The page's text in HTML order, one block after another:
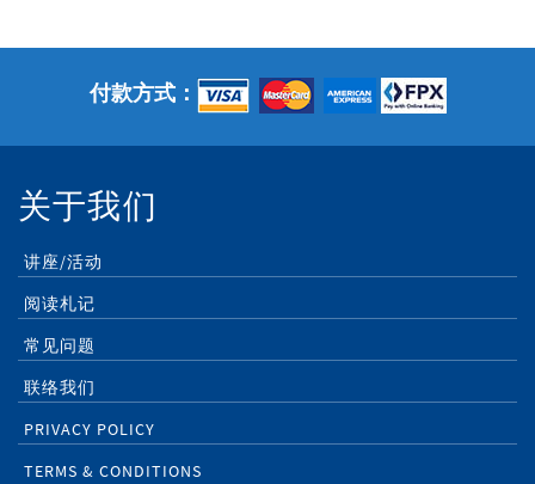
付款方式：
关于我们
讲座/活动
阅读札记
常见问题
联络我们
PRIVACY POLICY
TERMS & CONDITIONS